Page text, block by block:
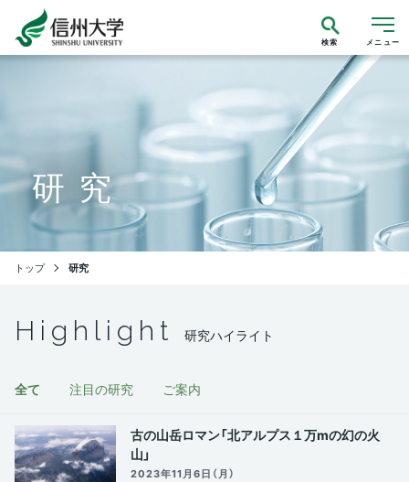
メニュー
検索
研究
トップ 研究
Highlight 研究ハイライト
全て 注目の研究 ご案内
古の山岳ロマン「北アルプス１万mの幻の火
山」
2023年11月6日（月）